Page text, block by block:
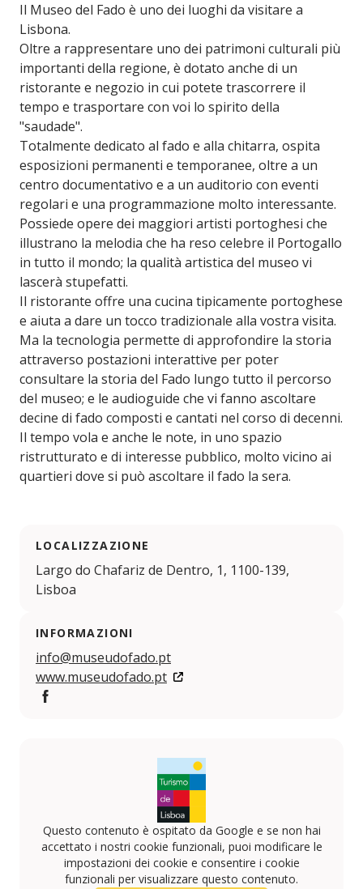
Il Museo del Fado è uno dei luoghi da visitare a
Lisbona.
Oltre a rappresentare uno dei patrimoni culturali più
importanti della regione, è dotato anche di un
ristorante e negozio in cui potete trascorrere il
tempo e trasportare con voi lo spirito della
"saudade".
Totalmente dedicato al fado e alla chitarra, ospita
esposizioni permanenti e temporanee, oltre a un
centro documentativo e a un auditorio con eventi
regolari e una programmazione molto interessante.
Possiede opere dei maggiori artisti portoghesi che
illustrano la melodia che ha reso celebre il Portogallo
in tutto il mondo; la qualità artistica del museo vi
lascerà stupefatti.
Il ristorante offre una cucina tipicamente portoghese
e aiuta a dare un tocco tradizionale alla vostra visita.
Ma la tecnologia permette di approfondire la storia
attraverso postazioni interattive per poter
consultare la storia del Fado lungo tutto il percorso
del museo; e le audioguide che vi fanno ascoltare
decine di fado composti e cantati nel corso di decenni.
Il tempo vola e anche le note, in uno spazio
ristrutturato e di interesse pubblico, molto vicino ai
quartieri dove si può ascoltare il fado la sera.
LOCALIZZAZIONE
Largo do Chafariz de Dentro, 1, 1100-139,
Lisboa
INFORMAZIONI
info@museudofado.pt
www.museudofado.pt
Questo contenuto è ospitato da Google e se non hai
accettato i nostri cookie funzionali, puoi modificare le
impostazioni dei cookie e consentire i cookie
funzionali per visualizzare questo contenuto.